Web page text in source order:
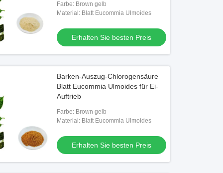
Farbe: Brown gelb
Material: Blatt Eucommia Ulmoides
Erhalten Sie besten Preis
Barken-Auszug-Chlorogensäure
Blatt Eucommia Ulmoides für Ei-
Auftrieb
Farbe: Brown gelb
Material: Blatt Eucommia Ulmoides
Erhalten Sie besten Preis